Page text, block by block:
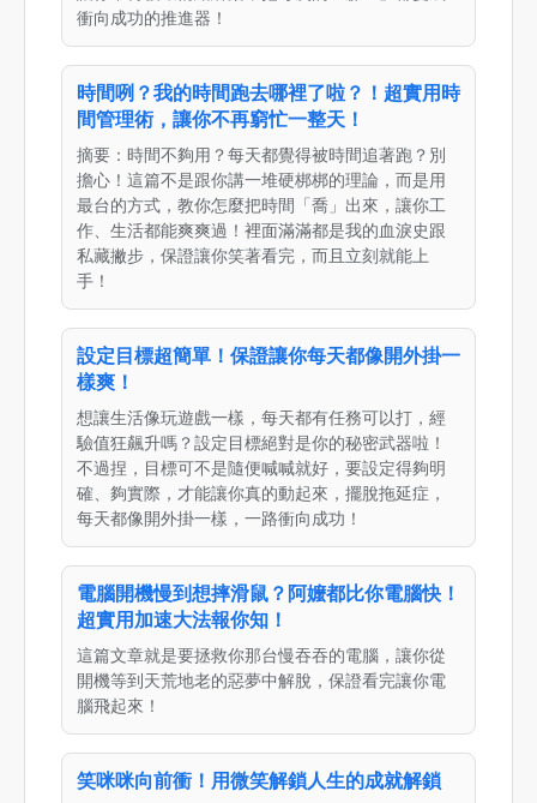
衝向成功的推進器！
時間咧？我的時間跑去哪裡了啦？！超實用時
間管理術，讓你不再窮忙一整天！
摘要：時間不夠用？每天都覺得被時間追著跑？別
擔心！這篇不是跟你講一堆硬梆梆的理論，而是用
最台的方式，教你怎麼把時間「喬」出來，讓你工
作、生活都能爽爽過！裡面滿滿都是我的血淚史跟
私藏撇步，保證讓你笑著看完，而且立刻就能上
手！
設定目標超簡單！保證讓你每天都像開外掛一
樣爽！
想讓生活像玩遊戲一樣，每天都有任務可以打，經
驗值狂飆升嗎？設定目標絕對是你的秘密武器啦！
不過捏，目標可不是隨便喊喊就好，要設定得夠明
確、夠實際，才能讓你真的動起來，擺脫拖延症，
每天都像開外掛一樣，一路衝向成功！
電腦開機慢到想摔滑鼠？阿嬤都比你電腦快！
超實用加速大法報你知！
這篇文章就是要拯救你那台慢吞吞的電腦，讓你從
開機等到天荒地老的惡夢中解脫，保證看完讓你電
腦飛起來！
笑咪咪向前衝！用微笑解鎖人生的成就解鎖